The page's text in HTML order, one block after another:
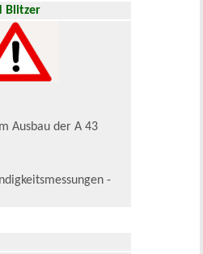
Blitzer
Ausbau der A 43
-